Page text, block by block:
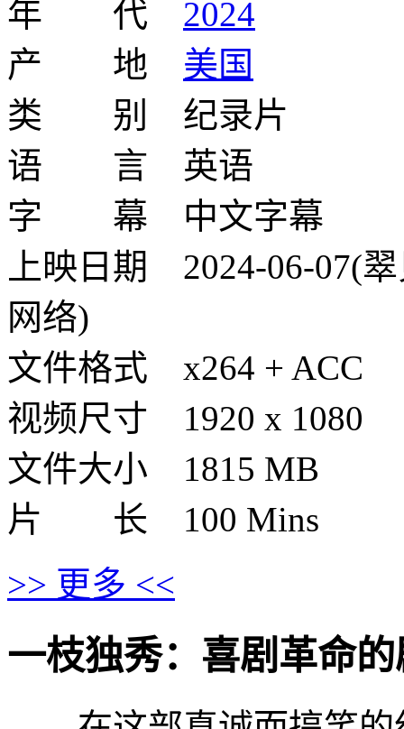
年 代 2024
产 地 美国
类 别 纪录片
语 言 英语
字 幕 中文字幕
上映日期 2024-06-07(
网络)
文件格式 x264 + ACC
视频尺寸 1920 x 1080
文件大小 1815 MB
片 长 100 Mins
>> 更多 <<
一枝独秀：喜剧革命的